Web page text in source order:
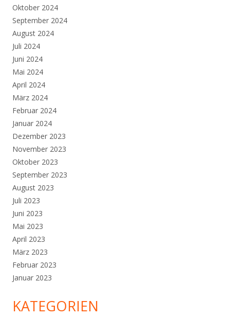
Oktober 2024
September 2024
August 2024
Juli 2024
Juni 2024
Mai 2024
April 2024
März 2024
Februar 2024
Januar 2024
Dezember 2023
November 2023
Oktober 2023
September 2023
August 2023
Juli 2023
Juni 2023
Mai 2023
April 2023
März 2023
Februar 2023
Januar 2023
KATEGORIEN